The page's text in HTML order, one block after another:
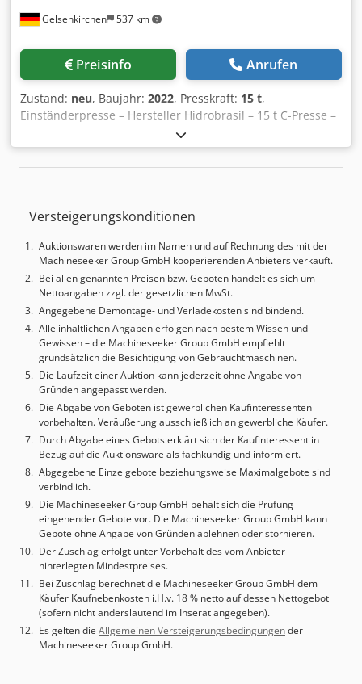
Gelsenkirchen 537 km
Preisinfo Anrufen
Zustand: neu, Baujahr: 2022, Presskraft: 15 t,
Einständerpresse – Hersteller Hidrobrasil – 15 t C-Presse –
Tisch 400 × 400 mm Zum Verkauf steht eine hydraulische
Einständerpresse (C-Rahmen) des Herstellers Hidrobrasil
mit einer Presskraft von bis zu 15 t. Die Maschine ist für
Werkstatt und Produktion. ===== Technische Daten +
Allgemeine Angaben - Hersteller: Hidrobrasil - Modell:
Einständerpresse / C-Presse - Bauart: C-Rahmenpresse /
Einständerpresse - Presskraft: max. 15 t (150 kN) -
Druckbereich: 5 – 17 t einstellbar - Maschinengewicht: ca.
1,1 t - Abmessungen (L × B × H): ca. 1.150 × 800 × 1.900 mm
- Tischhöhe: 850 mm - Bedienseiten: 1 ==== Arbeitsbereich
- Max. Öffnungsweite: 400 mm - Hub: 350 mm ==== Tisch &
Stößel - Tischplatte: 400 × 400 mm - Stößelplatte: 200 × 200
mm - Ausführung: mit T-Nuten und zentraler
Zylinderspannung ==== Geschwindigkeiten -
Vorlaufgeschwindigkeit: 10 mm/s -
Rücklaufgeschwindigkeit: bis 25 mm/s -
Pressgeschwindigkeit: 0 – 10 mm/s ==== Hydraulik - Anzahl
Zylinder: 1 - Betriebsdruck: max. 290 bar -
Druckgenauigkeit: ± 5 bar - Pumpe: Zahnradpumpe, ca. 9
l/min - Ölvolumen: ca. 80 l (HLP 46) - Öltemperatur: max. 55
°C - Umgebungstemperatur: max. 40 °C ==== Antrieb &
Elektrik - Motorleistung: 3 kW - Gesamtanschlussleistung:
ca. 5 kW Dcodpfx Aeitylgjl Sek - Hauptversorgung: 400 V AC
- Steuerungsspannung: 24 V DC - Frequenz: 50 Hz ====
Ausstattung & Bedienung - Druckeinstellung über
Drehregler - Handhebelbedienung mit zwei
Geschwindigkeiten - Öltemperaturanzeige -
Schaltschrankzuleitung: 3.000 mm Kabel mit 16 A Stecker -
Versteigerungskonditionen
Auktionswaren werden im Namen und auf Rechnung des mit der
Machineseeker Group GmbH kooperierenden Anbieters verkauft.
Bei allen genannten Preisen bzw. Geboten handelt es sich um
Nettoangaben zzgl. der gesetzlichen MwSt.
Angegebene Demontage- und Verladekosten sind bindend.
Alle inhaltlichen Angaben erfolgen nach bestem Wissen und
Gewissen – die Machineseeker Group GmbH empfiehlt
grundsätzlich die Besichtigung von Gebrauchtmaschinen.
Die Laufzeit einer Auktion kann jederzeit ohne Angabe von
Gründen angepasst werden.
Die Abgabe von Geboten ist gewerblichen Kaufinteressenten
vorbehalten. Veräußerung ausschließlich an gewerbliche Käufer.
Durch Abgabe eines Gebots erklärt sich der Kaufinteressent in
Bezug auf die Auktionsware als fachkundig und informiert.
Abgegebene Einzelgebote beziehungsweise Maximalgebote sind
verbindlich.
Die Machineseeker Group GmbH behält sich die Prüfung
eingehender Gebote vor. Die Machineseeker Group GmbH kann
Gebote ohne Angabe von Gründen ablehnen oder stornieren.
Der Zuschlag erfolgt unter Vorbehalt des vom Anbieter
hinterlegten Mindestpreises.
Bei Zuschlag berechnet die Machineseeker Group GmbH dem
Käufer Kaufnebenkosten i.H.v. 18 % netto auf dessen Nettogebot
(sofern nicht anderslautend im Inserat angegeben).
Es gelten die Allgemeinen Versteigerungsbedingungender
Machineseeker Group GmbH.